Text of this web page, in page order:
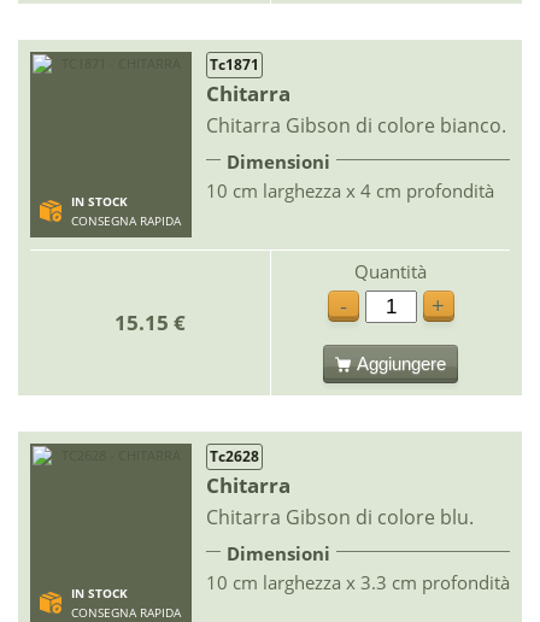
IN STOCK
CONSEGNA RAPIDA
Tc1871
Chitarra
Chitarra Gibson di colore bianco.
Dimensioni
10 cm larghezza x 4 cm profondità
15.15 €
Quantità
-
+
Aggiungere
IN STOCK
CONSEGNA RAPIDA
Tc2628
Chitarra
Chitarra Gibson di colore blu.
Dimensioni
10 cm larghezza x 3.3 cm profondità